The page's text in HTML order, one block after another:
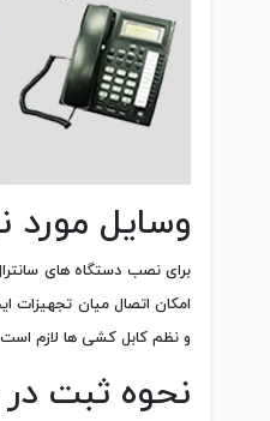
وسایل مورد
برای نصب دستگاه های
امکان اتصال میان تجهیزات
و نظم کابل کشی ها لازم
نحوه ثبت